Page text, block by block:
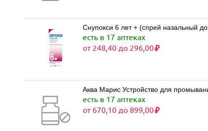
Снупокси 6 лет + (спрей назальный
есть в 17 аптеках
от 248,40 до 296,00
Аква Марис Устройство для
есть в 17 аптеках
от 670,10 до 899,00